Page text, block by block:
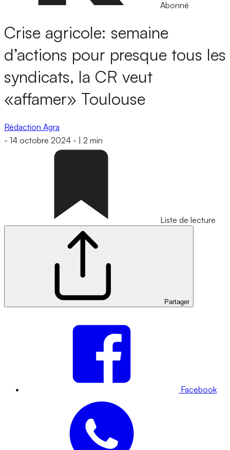
Abonné
Crise agricole: semaine
d’actions pour presque tous les
syndicats, la CR veut
«affamer» Toulouse
Rédaction Agra
- 14 octobre 2024 - 2 min
Liste de lecture
Partager
Facebook